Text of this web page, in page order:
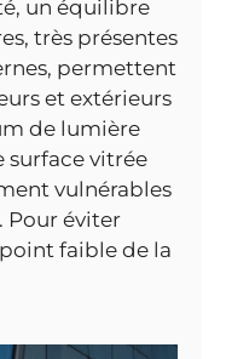
un équilibre
très présentes
permettent
et extérieurs
de lumière
surface vitrée
vulnérables
Pour éviter
faible de la